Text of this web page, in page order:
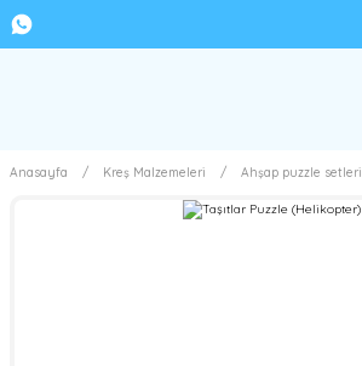
Anasayfa Kreş Malzemeleri Ahşap puzzle setleri